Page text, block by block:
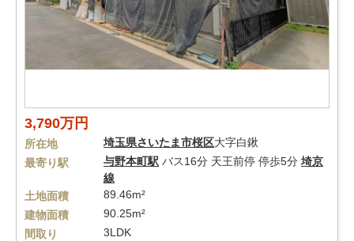
3,790万円
所在地 埼玉県さいたま市桜区大字白鍬
最寄り駅
与野本町駅 バス16分 天王前停 停歩5分 埼京
線
土地面積
89.46m²
建物面積
90.25m²
間取り
3LDK